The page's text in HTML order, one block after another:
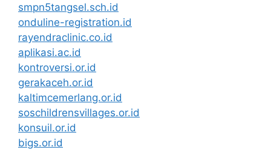
smpn5tangsel.sch.id
onduline-registration.id
rayendraclinic.co.id
aplikasi.ac.id
kontroversi.or.id
gerakaceh.or.id
kaltimcemerlang.or.id
soschildrensvillages.or.id
konsuil.or.id
bigs.or.id